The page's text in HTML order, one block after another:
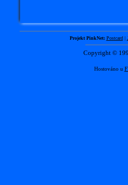
Projekt PinkNet: Postcard|
Copyright ©
Hostováno u